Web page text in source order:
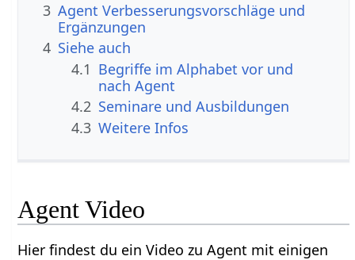
3 Agent Verbesserungsvorschläge und
Ergänzungen
4 Siehe auch
4.1 Begriffe im Alphabet vor und
nach Agent
4.2 Seminare und Ausbildungen
4.3 Weitere Infos
Agent Video
Hier findest du ein Video zu Agent mit einigen